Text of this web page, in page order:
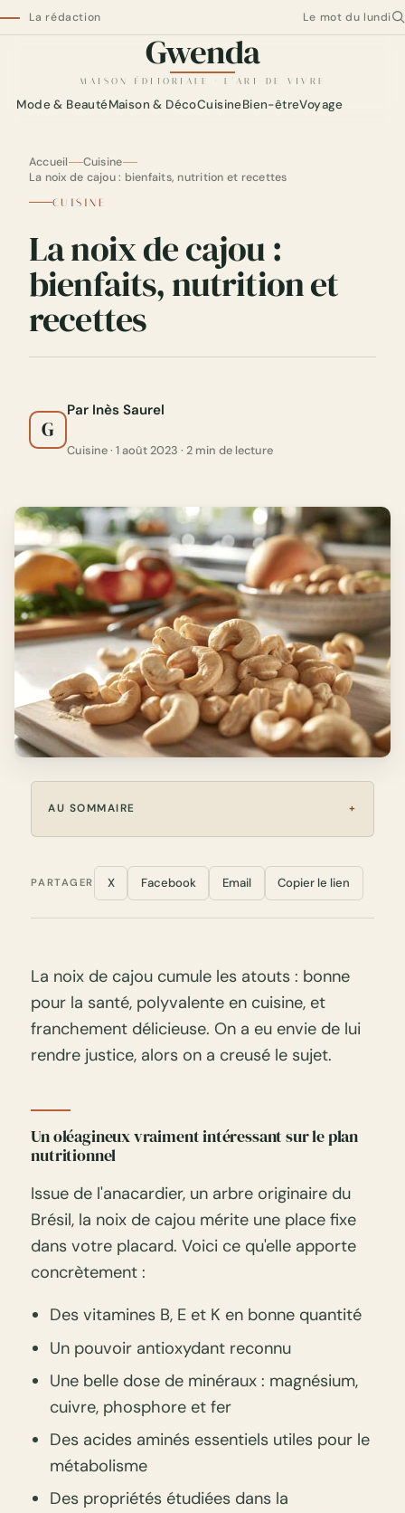
La rédaction Le mot du lundi
Gwenda — maison éditoriale
Gwenda
MAISON ÉDITORIALE · L'ART DE VIVRE
Mode & BeautéMaison & DécoCuisineBien-êtreVoyage
Accueil
Cuisine
La noix de cajou : bienfaits, nutrition et recettes
CUISINE
La noix de cajou :
bienfaits, nutrition et
recettes
G
Par Inès Saurel
Cuisine · 1 août 2023 · 2 min de lecture
AU SOMMAIRE
PARTAGER X Facebook Email Copier le lien
La noix de cajou cumule les atouts : bonne
pour la santé, polyvalente en cuisine, et
franchement délicieuse. On a eu envie de lui
rendre justice, alors on a creusé le sujet.
Un oléagineux vraiment intéressant sur le plan
nutritionnel
Issue de l'anacardier, un arbre originaire du
Brésil, la noix de cajou mérite une place fixe
dans votre placard. Voici ce qu'elle apporte
concrètement :
Des vitamines B, E et K en bonne quantité
Un pouvoir antioxydant reconnu
Une belle dose de minéraux : magnésium,
cuivre, phosphore et fer
Des acides aminés essentiels utiles pour le
métabolisme
Des propriétés étudiées dans la